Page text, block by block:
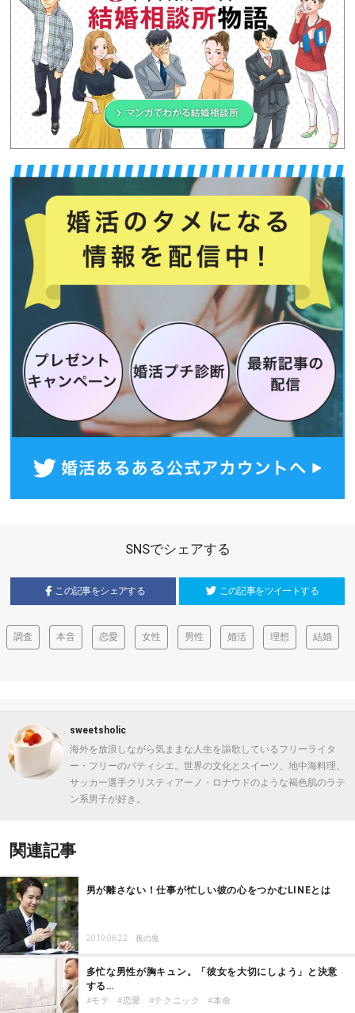
SNSでシェアする
この記事をシェアする この記事をツイートする
調査 本音 恋愛 女性 男性 婚活 理想 結婚
sweetsholic
海外を放浪しながら気ままな人生を謳歌しているフリーライタ
ー・フリーのパティシエ。世界の文化とスイーツ、地中海料理、
サッカー選手クリスティアーノ・ロナウドのような褐色肌のラテ
ン系男子が好き。
関連記事
男が離さない！仕事が忙しい彼の心をつかむLINEとは
2019.08.22 夜の兎
多忙な男性が胸キュン。「彼女を大切にしよう」と決意
する…
モテ 恋愛 テクニック 本命